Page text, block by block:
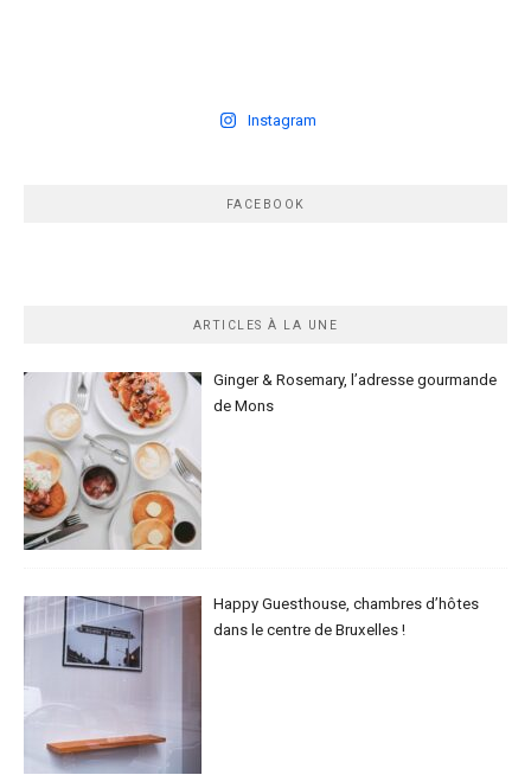
Instagram
FACEBOOK
ARTICLES À LA UNE
Ginger & Rosemary, l’adresse gourmande
de Mons
Happy Guesthouse, chambres d’hôtes
dans le centre de Bruxelles !